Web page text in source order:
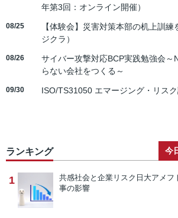
年第3回：オンライン開催）
08/25
【体験会】災害対策本部の机上訓
ジクラ）
08/26
サイバー攻撃対応BCP実践勉強会～
らない会社をつくる～
09/30 ISO/TS31050 エマージング・リス
ランキング 今
1 共感社会と企業リスク 日大アメフ
事の影響